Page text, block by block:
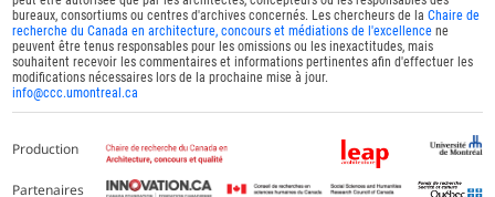
bureaux, consortiums ou centres d'archives concernés. Les chercheurs de laChaire de
recherche du Canada en architecture, concours et médiations de l'excellence ne
peuvent être tenus responsables pour les omissions ou les inexactitudes, mais
souhaitent recevoir les commentaires et informations pertinentes afin d'effectuer les
modifications nécessaires lors de la prochaine mise à jour.
info@ccc.umontreal.ca
Production
Partenaires